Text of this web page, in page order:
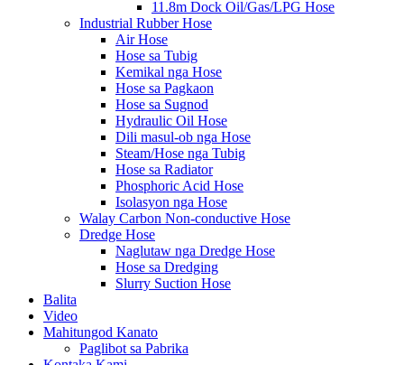
11.8m Dock Oil/Gas/LPG Hose
Industrial Rubber Hose
Air Hose
Hose sa Tubig
Kemikal nga Hose
Hose sa Pagkaon
Hose sa Sugnod
Hydraulic Oil Hose
Dili masul-ob nga Hose
Steam/Hose nga Tubig
Hose sa Radiator
Phosphoric Acid Hose
Isolasyon nga Hose
Walay Carbon Non-conductive Hose
Dredge Hose
Naglutaw nga Dredge Hose
Hose sa Dredging
Slurry Suction Hose
Balita
Video
Mahitungod Kanato
Paglibot sa Pabrika